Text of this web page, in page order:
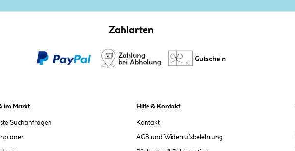
Zahlarten
im Markt
Suchanfragen
Hilfe & Kontakt
Kontakt
AGB und Widerrufsbelehrung